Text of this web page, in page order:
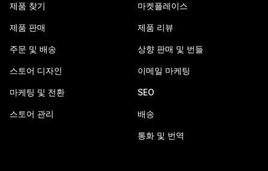
제품 찾기
제품 판매
주문 및 배송
스토어 디자인
마케팅 및 전환
스토어 관리
마켓플레이스
제품 리뷰
상향 판매 및 번들
이메일 마케팅
SEO
배송
통화 및 번역